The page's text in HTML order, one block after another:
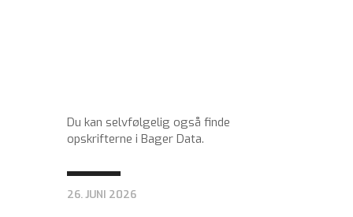
Du kan selvfølgelig også finde
opskrifterne i Bager Data.
26. JUNI 2026